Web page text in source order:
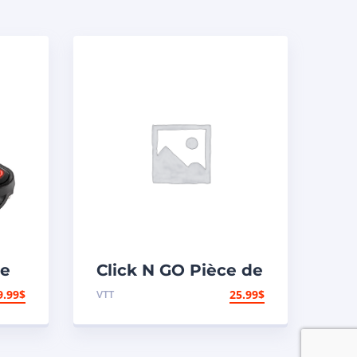
$
Click N GO Pièce de
remplacement
d’actuator de pelle
VTT 25.99$